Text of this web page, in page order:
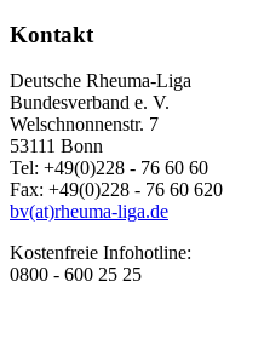
Kontakt
Deutsche Rheuma-Liga
Bundesverband e. V.
Welschnonnenstr. 7
53111 Bonn
Tel: +49(0)228 - 76 60 60
Fax: +49(0)228 - 76 60 620
bv(at)rheuma-liga.de
Kostenfreie Infohotline:
0800 - 600 25 25